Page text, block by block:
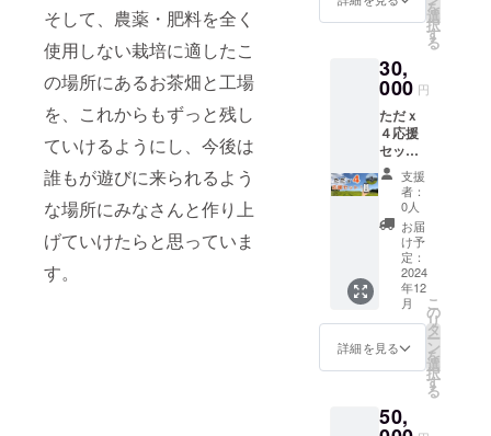
そして、農薬・肥料を全く
使用しない栽培に適したこ
の場所にあるお茶畑と工場
を、これからもずっと残し
ていけるようにし、今後は
誰もが遊びに来られるよう
な場所にみなさんと作り上
げていけたらと思っていま
す。
くださ
伝した
ざいま
したら
併せて
ご記入
くださ
い。
本) 金木
国)x1
個、カ
ルのほ
うじ茶
（2gx1
0個）原
材料
お茶(熊
本) カモ
ミール
国)x1
個、煎
（80g）
原材
料 お
茶(熊本)
上煎茶
にお名
前を掲
載期
間：
2025年
1月1日
から事
業が存
続する
限り掲
載 ・掲
載方
法：文
字での
掲載、
外部リ
す。 ※
本) x7
茶 空
（2gx1
0個）原
材料
お茶(熊
本) x7
個、至
高の
アール
グレイ
（2gx7
個）原
材料
お茶(熊
本) 甘奈
天然香
料(熊
ミンの
を
選
択
す
る
30,
000 円
ただｘ
４応援
セッ
ト！ こ
ちらの
コース
はリ
ターン
費用が
かから
ないた
め、手
数料を
引いた
全額を
だきま
す。 ※
支援
者：
0人
お届
け予
定：
2024
年12
月
詳細を見る
こ
の
リ
タ
ー
ン
を
選
択
す
る
50,